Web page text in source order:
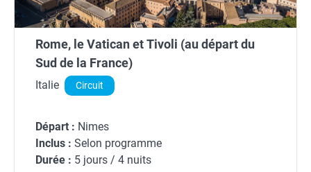
Rome, le Vatican et Tivoli (au départ du
Sud de la France)
Italie Circuit
Départ : Nimes
Inclus : Selon programme
Durée : 5 jours / 4 nuits